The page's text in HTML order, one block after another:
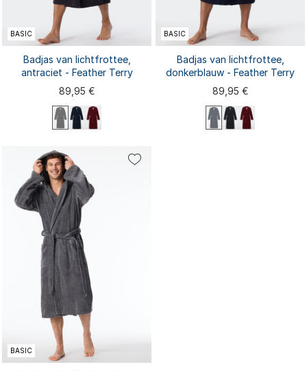
BASIC
44/46 48/50 52/54
Badjas van lichtfrottee,
antraciet - Feather Terry
89,95 €
BASIC
Badjas van lichtfrottee,
donkerblauw - Feather Terry
89,95 €
BASIC